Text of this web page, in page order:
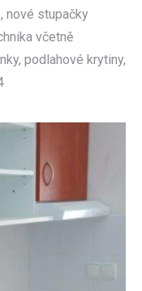
nové stupačky
včetně
podlahové krytiny,